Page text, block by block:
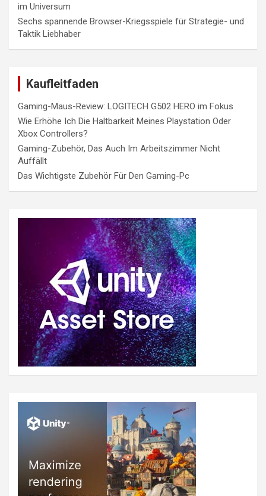
im Universum
Sechs spannende Browser-Kriegsspiele für Strategie- und
Taktik Liebhaber
Kaufleitfaden
Gaming-Maus-Review: LOGITECH G502 HERO im Fokus
Wie Erhöhe Ich Die Haltbarkeit Meines Playstation Oder
Xbox Controllers?
Gaming-Zubehör, Das Auch Im Arbeitszimmer Nicht
Auffällt
Das Wichtigste Zubehör Für Den Gaming-Pc